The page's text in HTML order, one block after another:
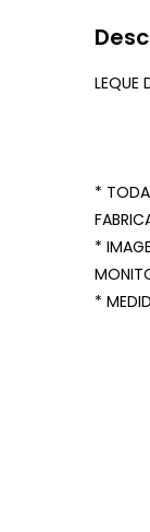
LEQUE
*
*
*